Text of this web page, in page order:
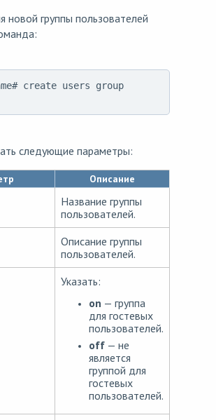
новой группы пользователей
create users group
следующие параметры:
Описание
Название группы
пользователей.
Описание группы
пользователей.
Указать:
on — группа
для гостевых
пользователей.
off — не
является
группой для
гостевых
пользователей.